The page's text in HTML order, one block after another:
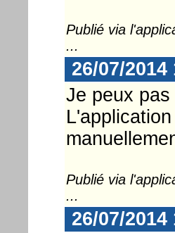
Publié via
...
26/07/
Je peux
Publié via
...
26/07/